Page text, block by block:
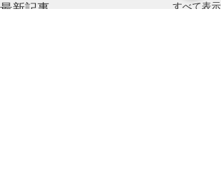
最新記事 すべて表示